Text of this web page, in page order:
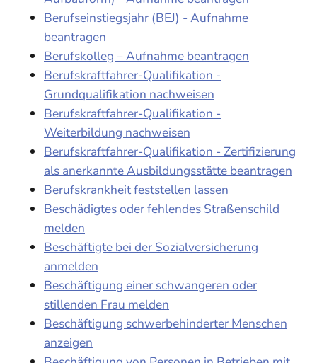
Berufseinstiegsjahr (BEJ) - Aufnahme
beantragen
Berufskolleg – Aufnahme beantragen
Berufskraftfahrer-Qualifikation -
Grundqualifikation nachweisen
Berufskraftfahrer-Qualifikation -
Weiterbildung nachweisen
Berufskraftfahrer-Qualifikation - Zertifizierung
als anerkannte Ausbildungsstätte beantragen
Berufskrankheit feststellen lassen
Beschädigtes oder fehlendes Straßenschild
melden
Beschäftigte bei der Sozialversicherung
anmelden
Beschäftigung einer schwangeren oder
stillenden Frau melden
Beschäftigung schwerbehinderter Menschen
anzeigen